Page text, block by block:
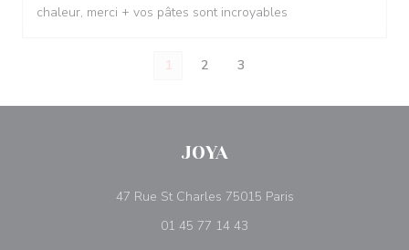
chaleur, merci + vos pâtes sont incroyables
1 2 3
JOYA
47 Rue St Charles 75015 Paris((открывается в
01 45 77 14 43